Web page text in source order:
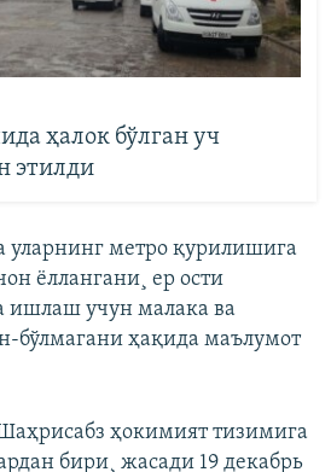
ҳалок бўлган уч
этилди
уларнинг метро қурилишига
ëллангани¸ ер ости
ишлаш учун малака ва
бўлмагани ҳақида маълумот
ҳокимият тизимига
бири¸ жасади 19 декабрь